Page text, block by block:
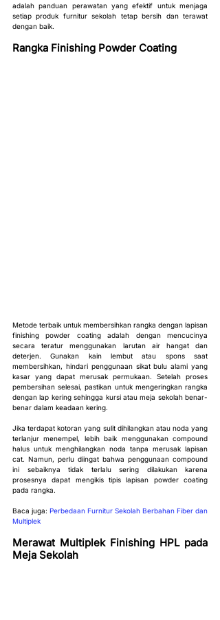
adalah panduan perawatan yang efektif untuk menjaga
setiap produk furnitur sekolah tetap bersih dan terawat
dengan baik.
Rangka Finishing Powder Coating
Metode terbaik untuk membersihkan rangka dengan lapisan
finishing powder coating adalah dengan mencucinya
secara teratur menggunakan larutan air hangat dan
deterjen. Gunakan kain lembut atau spons saat
membersihkan, hindari penggunaan sikat bulu alami yang
kasar yang dapat merusak permukaan. Setelah proses
pembersihan selesai, pastikan untuk mengeringkan rangka
dengan lap kering sehingga kursi atau meja sekolah benar-
benar dalam keadaan kering.
Jika terdapat kotoran yang sulit dihilangkan atau noda yang
terlanjur menempel, lebih baik menggunakan compound
halus untuk menghilangkan noda tanpa merusak lapisan
cat. Namun, perlu diingat bahwa penggunaan compound
ini sebaiknya tidak terlalu sering dilakukan karena
prosesnya dapat mengikis tipis lapisan powder coating
pada rangka.
Baca juga: Perbedaan Furnitur Sekolah Berbahan Fiber dan
Multiplek
Merawat Multiplek Finishing HPL pada
Meja Sekolah